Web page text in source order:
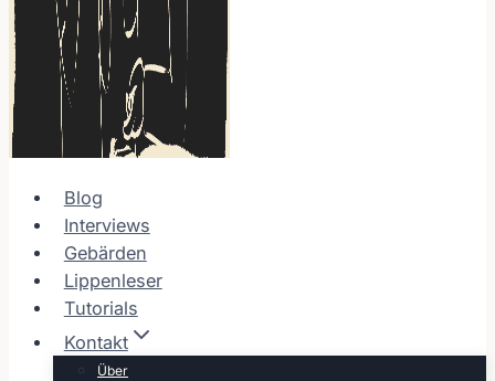
Blog
Interviews
Gebärden
Lippenleser
Tutorials
Kontakt
Über